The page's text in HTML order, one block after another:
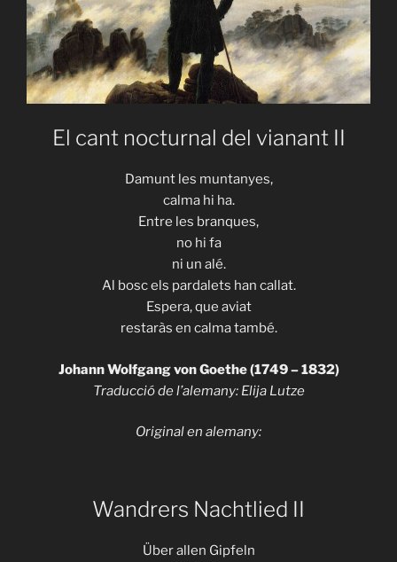
El cant nocturnal del vianant II
Damunt les muntanyes,
calma hi ha.
Entre les branques,
no hi fa
ni un alé.
Al bosc els pardalets han callat.
Espera, que aviat
restaràs en calma també.
Johann Wolfgang von Goethe (1749 – 1832)
Traducció de l’alemany: Elija Lutze
Original en alemany:
Wandrers Nachtlied II
Über allen Gipfeln